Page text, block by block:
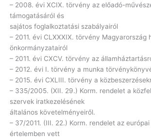
– 2008. évi XCIX. törvény az előadó-
támogatásáról és
sajátos foglalkoztatási szabályairól
– 2011. évi CLXXXIX. törvény Magyarország
önkormányzatairól
– 2011. évi CXCV. törvény az
– 2012. évi I. törvény a munka
– 2015. évi CXLIII. törvény a
– 335/2005. (XII. 29.) Korm. rendelet a
szervek iratkezelésének
általános követelményeiről.
– 37/2011. (III. 22.) Korm. rendelet az
értelemben vett